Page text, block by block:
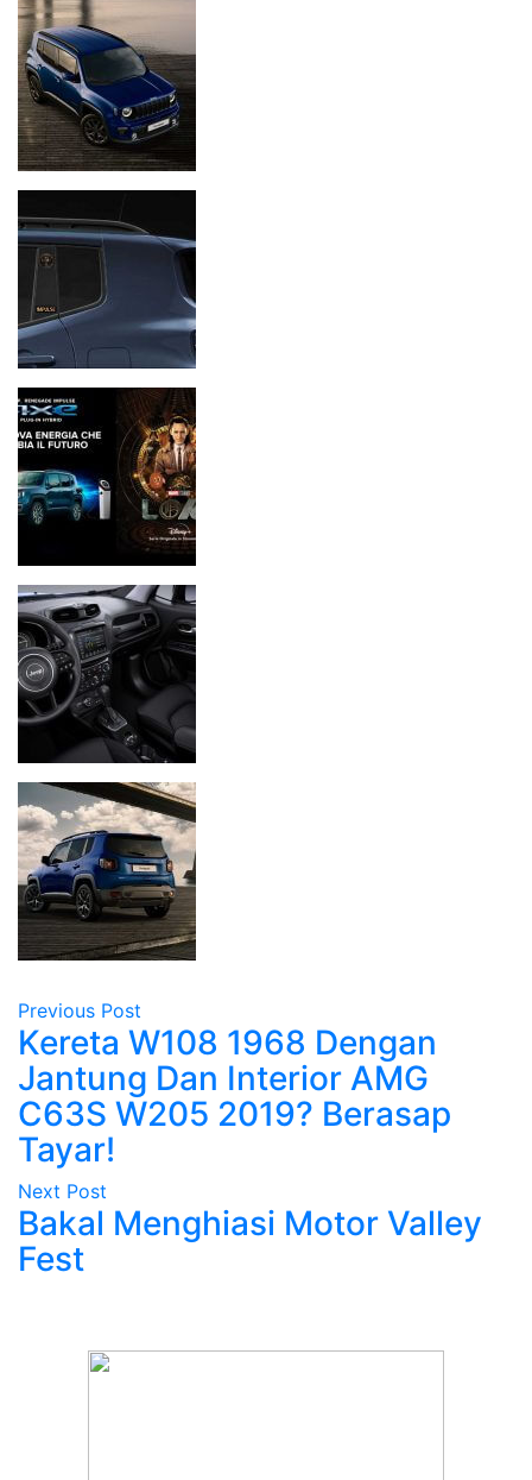
Previous Post
Kereta W108 1968 Dengan
Jantung Dan Interior AMG
C63S W205 2019? Berasap
Tayar!
Next Post
Bakal Menghiasi Motor Valley
Fest